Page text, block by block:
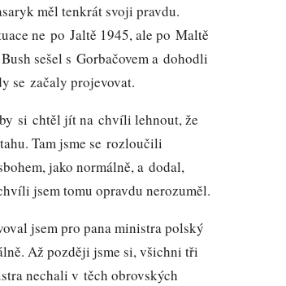
měl tenkrát svoji pravdu.
ne po Jaltě 1945, ale po Maltě
sešel s Gorbačovem a dohodli
se začaly projevovat.
si chtěl jít na chvíli lehnout, že
Tam jsme se rozloučili
jako normálně, a dodal,
jsem tomu opravdu nerozuměl.
jsem pro pana ministra polský
Až později jsme si, všichni tři
nechali v těch obrovských